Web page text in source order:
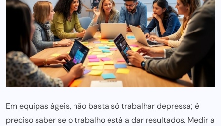
Em equipas ágeis, não basta só trabalhar depressa; é
preciso saberse o trabalho está a dar resultados. Medir a